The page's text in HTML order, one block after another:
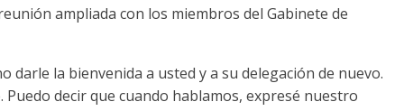
ampliada con los miembros del Gabinete de
darle la bienvenida a usted y a su delegación de nuevo.
decir que cuando hablamos, expresé nuestro